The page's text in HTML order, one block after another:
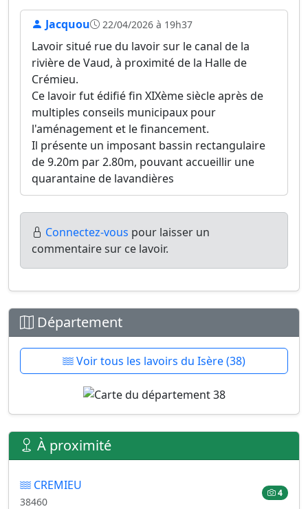
Jacquou 22/04/2026 à 19h37
Lavoir situé rue du lavoir sur le canal de la
rivière de Vaud, à proximité de la Halle de
Crémieu.
Ce lavoir fut édifié fin XIXème siècle après de
multiples conseils municipaux pour
l'aménagement et le financement.
Il présente un imposant bassin rectangulaire
de 9.20m par 2.80m, pouvant accueillir une
quarantaine de lavandières
Connectez-vous pour laisser un
commentaire sur ce lavoir.
Département
Voir tous les lavoirs du Isère (38)
À proximité
CREMIEU
38460
4